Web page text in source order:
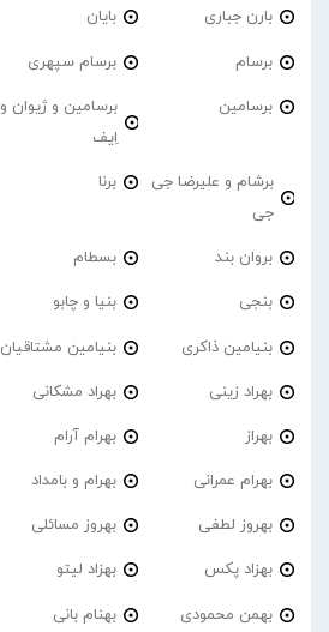
بارن جباری بایان
برسام برسام سپهری
برسامین
برسامین و ژیوان و
اِیف
برشام و علیرضا جی
جی
برنا
بروان بند بسطام
بنجی بنیا و چابو
بنیامین ذاکری بنیامین مشتاقیان
بهراد زینی بهراد مشکانی
بهراز بهرام آرام
بهرام عمرانی بهرام و بامداد
بهروز لطفی بهروز مسائلی
بهزاد پکس بهزاد لیتو
بهمن محمودی بهنام بانی